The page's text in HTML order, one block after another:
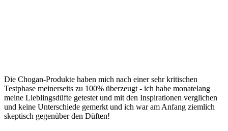
Die Chogan-Produkte haben mich nach einer sehr kritischen
Testphase meinerseits zu 100% überzeugt - ich habe monatelang
meine Lieblingsdüfte getestet und mit den Inspirationen verglichen
und keine Unterschiede gemerkt und ich war am Anfang ziemlich
skeptisch gegenüber den Düften!